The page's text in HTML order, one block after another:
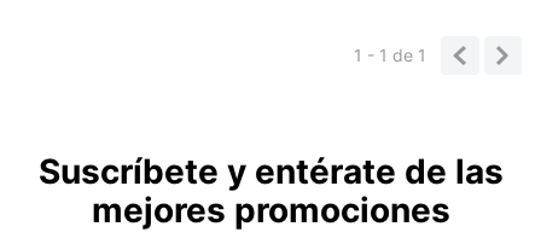
1 - 1de 1
Suscríbete y entérate de las
mejores promociones